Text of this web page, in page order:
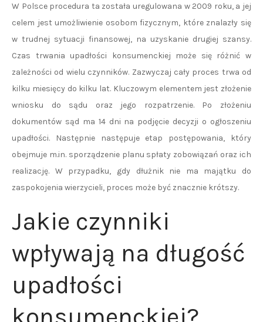
W Polsce procedura ta została uregulowana w 2009 roku, a jej
celem jest umożliwienie osobom fizycznym, które znalazły się
w trudnej sytuacji finansowej, na uzyskanie drugiej szansy.
Czas trwania upadłości konsumenckiej może się różnić w
zależności od wielu czynników. Zazwyczaj cały proces trwa od
kilku miesięcy do kilku lat. Kluczowym elementem jest złożenie
wniosku do sądu oraz jego rozpatrzenie. Po złożeniu
dokumentów sąd ma 14 dni na podjęcie decyzji o ogłoszeniu
upadłości. Następnie następuje etap postępowania, który
obejmuje m.in. sporządzenie planu spłaty zobowiązań oraz ich
realizację. W przypadku, gdy dłużnik nie ma majątku do
zaspokojenia wierzycieli, proces może być znacznie krótszy.
Jakie czynniki
wpływają na długość
upadłości